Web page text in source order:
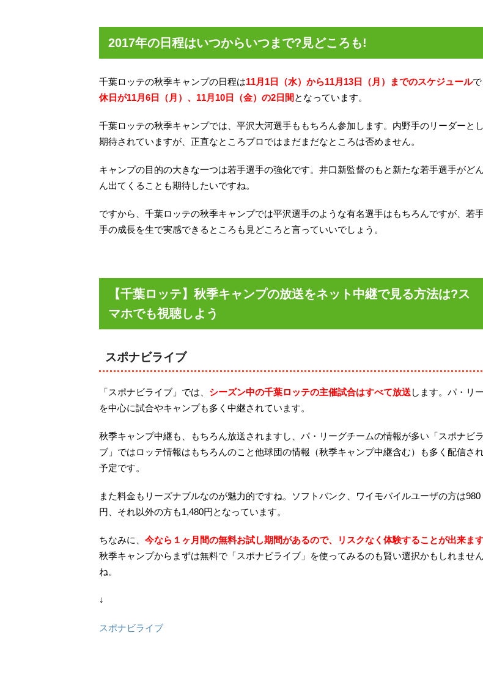
2017年の日程はいつからいつまで?見どころも!
千葉ロッテの秋季キャンプの日程は11月1日（水）から11月13日（月）までのスケジュールで
休日が11月6日（月）、11月10日（金）の2日間 となっています。
千葉ロッテの秋季キャンプでは、平沢大河選手ももちろん参加します。内野手のリーダーと
期待されていますが、正直なところプロではまだまだなところは否めません。
キャンプの目的の大きな一つは若手選手の強化です。井口新監督のもと新たな若手選手がど
ん出てくることも期待したいですね。
ですから、千葉ロッテの秋季キャンプでは平沢選手のような有名選手はもちろんですが、若
手の成長を生で実感できるところも見どころと言っていいでしょう。
【千葉ロッテ】秋季キャンプの放送をネット中継で見る方法は?ス
マホでも視聴しよう
スポナビライブ
「スポナビライブ」では、 シーズン中の千葉ロッテの主催試合はすべて放送 します。パ・リ
を中心に試合やキャンプも多く中継されています。
秋季キャンプ中継も、もちろん放送されますし、パ・リーグチームの情報が多い「スポナビ
ブ」ではロッテ情報はもちろんのこと他球団の情報（秋季キャンプ中継含む）も多く配信さ
予定です。
また料金もリーズナブルなのが魅力的ですね。ソフトバンク、ワイモバイルユーザの方は980
円、それ以外の方も1,480円となっています。
ちなみに、 今なら１ヶ月間の無料お試し期間があるので、リスクなく体験することが出来ま
秋季キャンプからまずは無料で「スポナビライブ」を使ってみるのも賢い選択かもしれません
ね。
↓
スポナビライブ